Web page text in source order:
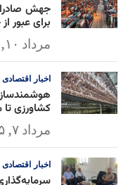
جهش
برای عبور
مرداد ۱۰, ۱۴۰۵
اخبار اقتصادی
کشاورزی تا
مرداد ۷, ۱۴۰۵
اخبار اقتصادی